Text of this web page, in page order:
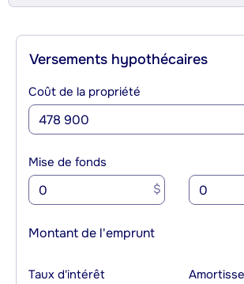
Versements hypothécaires
Coût de la propriété
Mise de fonds
$
Montant de l'emprunt
Taux d'intérêt